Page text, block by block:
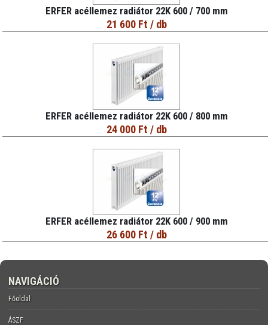
ERFER acéllemez radiátor 22K 600 / 700 mm
21 600 Ft / db
ERFER acéllemez radiátor 22K 600 / 800 mm
24 000 Ft / db
ERFER acéllemez radiátor 22K 600 / 900 mm
26 600 Ft / db
NAVIGÁCIÓ
Főoldal
ÁSZF